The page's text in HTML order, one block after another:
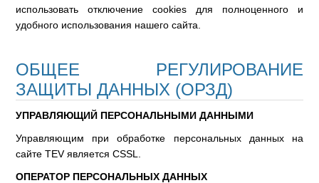
использовать отключение cookies для полноценного и
удобного использования нашего сайта.
ОБЩЕЕ РЕГУЛИРОВАНИЕ
ЗАЩИТЫ ДАННЫХ (ОРЗД)
УПРАВЛЯЮЩИЙ ПЕРСОНАЛЬНЫМИ ДАННЫМИ
Управляющим при обработке персональных данных на
сайте TEV является CSSL.
ОПЕРАТОР ПЕРСОНАЛЬНЫХ ДАННЫХ